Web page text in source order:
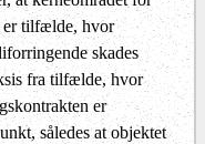
er tilfælde, hvor
skades
fra tilfælde, hvor
er
således at objektet